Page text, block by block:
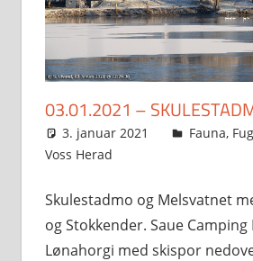
03.01.2021 –
3. januar 2021 Svein
Fauna,
Voss Herad
Skulestadmo og Melsvatnet
og Stokkender. Saue
Lønahorgi med skispor